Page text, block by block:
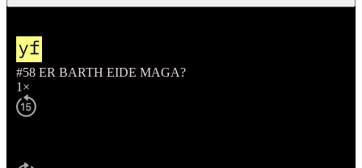
#58 ER BARTH EIDE MAGA?
1×